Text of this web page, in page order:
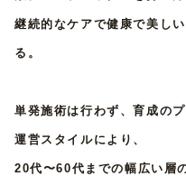
継続的なケアで健康で美し
る。
単発施術は行わず、育成の
運営スタイルにより、
20代〜60代までの幅広い層